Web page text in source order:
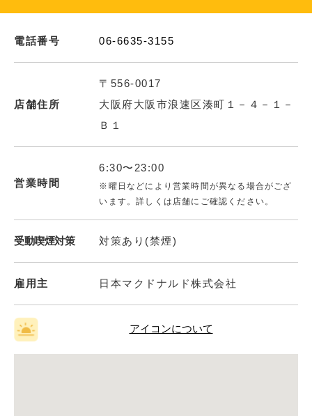
電話番号 06-6635-3155
店舗住所
〒556-0017
大阪府大阪市浪速区湊町１－４－１－
Ｂ１
営業時間
6:30〜23:00
※曜日などにより営業時間が異なる場合がござ
います。詳しくは店舗にご確認ください。
受動喫煙対策 対策あり(禁煙)
雇用主 日本マクドナルド株式会社
アイコンについて